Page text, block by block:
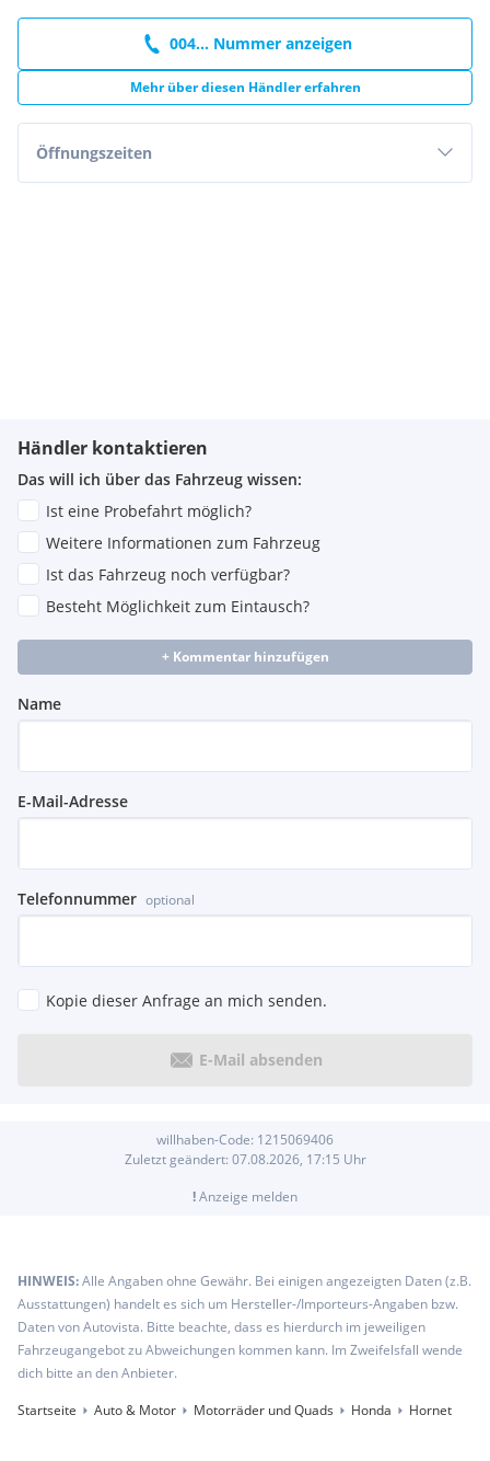
004... Nummer anzeigen
Mehr über diesen Händler erfahren
Öffnungszeiten
Händler kontaktieren
Das will ich über das Fahrzeug wissen:
Ist eine Probefahrt möglich?
Weitere Informationen zum Fahrzeug
Ist das Fahrzeug noch verfügbar?
Besteht Möglichkeit zum Eintausch?
+ Kommentar hinzufügen
Name
E-Mail-Adresse
Telefonnummer optional
Kopie dieser Anfrage an mich senden.
E-Mail absenden
willhaben-Code: 1215069406
Zuletzt geändert: 07.08.2026, 17:15 Uhr
!Anzeige melden
HINWEIS:Alle Angaben ohne Gewähr. Bei einigen angezeigten Daten (z.B.
Ausstattungen) handelt es sich um Hersteller-/Importeurs-Angaben bzw.
Daten von Autovista. Bitte beachte, dass es hierdurch im jeweiligen
Fahrzeugangebot zu Abweichungen kommen kann. Im Zweifelsfall wende
dich bitte an den Anbieter.
Startseite
Auto & Motor Motorräder und Quads Honda Hornet